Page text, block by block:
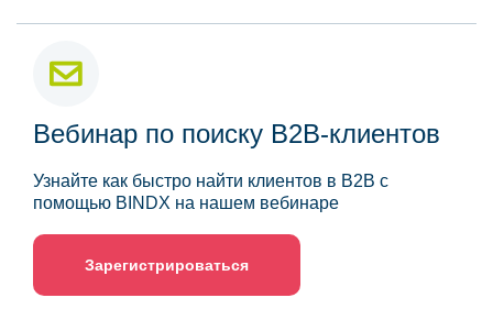
Вебинар по поиску B2B-клиентов
Узнайте как быстро найти клиентов в B2B с
помощью BINDX на нашем вебинаре
Зарегистрироваться